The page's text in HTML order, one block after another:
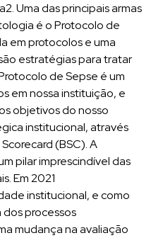
Uma das principais armas
é o Protocolo de
em protocolos e uma
estratégias para tratar
de Sepse é um
em nossa instituição, e
objetivos do nosso
institucional, através
(BSC). A
pilar imprescindível das
Em 2021
institucional, e como
processos
mudança na avaliação